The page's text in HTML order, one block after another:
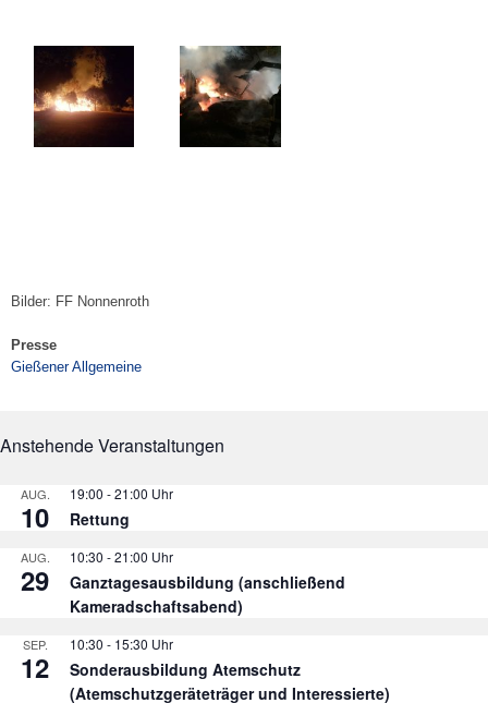
Bilder: FF Nonnenroth
Presse
Gießener Allgemeine
Anstehende Veranstaltungen
AUG.
10
19:00 -21:00
Rettung
AUG.
29
10:30 -21:00
Ganztagesausbildung (anschließend
Kameradschaftsabend)
SEP.
12
10:30 - 15:30
Sonderausbildung Atemschutz
(Atemschutzgeräteträger und Interessierte)